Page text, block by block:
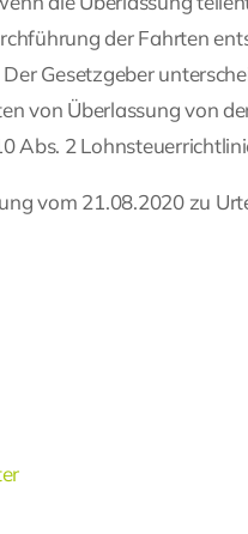
der Fahrten
Gesetzgeber
von Überlassung von
Abs. 2
vom 21.08.2020 zu